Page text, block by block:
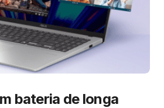
bateria de longa